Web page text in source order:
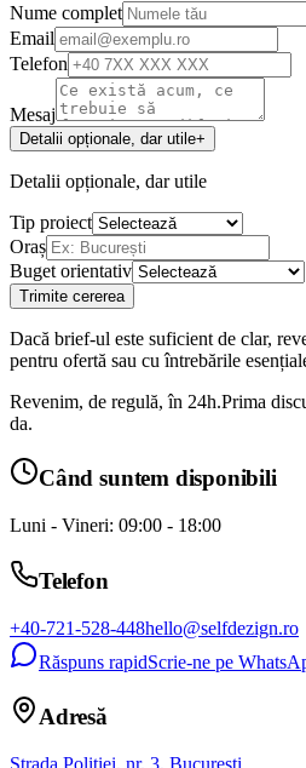
Nume complet
Email
Telefon
Mesaj
Detalii opționale, dar utile+
Detalii opționale, dar utile
Tip proiect
Oraș
Buget orientativ
Trimite cererea
Dacă brief-ul este suficient de clar,
pentru ofertă sau cu întrebările
Revenim, de regulă, în 24h.Prima
da.
Când suntem disponibili
Luni - Vineri: 09:00 - 18:00
Telefon
+40-721-528-448hello@selfdezign.ro
Răspuns rapidScrie-ne pe
Adresă
Strada Politiei, nr. 3, București